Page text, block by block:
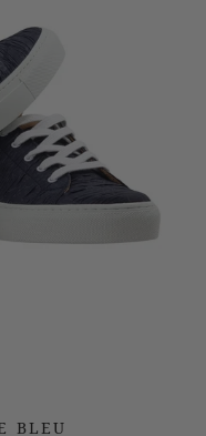
BLEU